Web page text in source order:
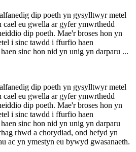
dip poeth yn gysylltwyr metel
eu gwella ar gyfer ymwrthedd
dip poeth. Mae'r broses hon yn
i sinc tawdd i ffurfio haen
sinc hon nid yn unig yn darparu ...
dip poeth yn gysylltwyr metel
eu gwella ar gyfer ymwrthedd
dip poeth. Mae'r broses hon yn
i sinc tawdd i ffurfio haen
sinc hon nid yn unig yn darparu
rhwd a chorydiad, ond hefyd yn
ac yn ymestyn eu bywyd gwasanaeth.